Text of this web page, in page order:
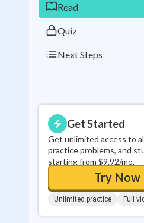
Read
Quiz
Next Steps
Get Started
Get unlimited access to
practice problems, and
starting from $9.92/mo.
Try Now
Unlimited practice Full